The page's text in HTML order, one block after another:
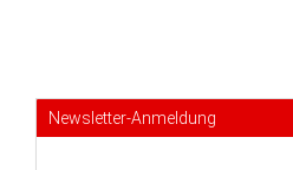
Newsletter-Anmeldung